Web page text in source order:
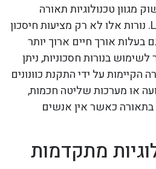
מגוון טכנולוגיות תאורה
חסכוניות, דוגמת נורות LED. נורות אלו לא רק מציעות חיסכון
אורך חיים ארוך יותר
בנורות חסכוניות, ניתן
על ידי התקנת כוונונים
או מערכות שליטה חכמות,
כאשר אין אנשים
מתקדמות